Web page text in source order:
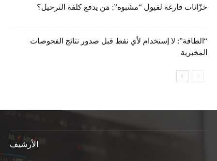
خزّانات فارغة لفيول “مشبوه”: مَن يدفع كلفة الترحيل؟
“الطاقة”: لا إستخدام لأي نفط قبل صدور نتائج الفحوصات
المخبرية
الأرشيف